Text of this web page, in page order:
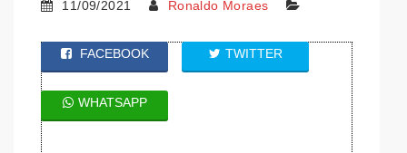
11/09/2021 Ronaldo Moraes
FACEBOOK TWITTER
WHATSAPP